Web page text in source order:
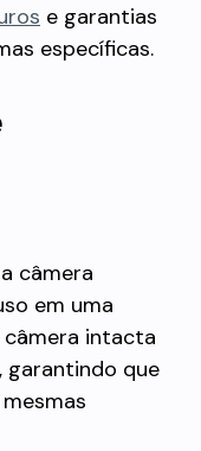
e garantias
específicas.
câmera
em uma
câmera intacta
garantindo que